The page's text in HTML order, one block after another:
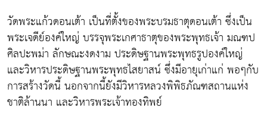
วัดพระแก้วดอนเต้า เป็นที่ตั้งของพระบรมธาตุดอนเต้า ซึ่งเป็น
พระเจดีย์องค์ใหญ่ บรรจุพระเกศาธาตุของพระพุทธเจ้า มณฑป
ศิลปะพม่า ลักษณะงดงาม ประดิษฐานพระพุทธรูปองค์ใหญ่
และวิหารประดิษฐานพระพุทธไสยาสน์ ซึ่งมีอายุเก่าแก่ พอๆกับ
การสร้างวัดนี้ นอกจากนี้ยังมีวิหารหลวงพิพิธภัณฑสถานแห่ง
ชาติล้านนา และวิหารพระเจ้าทองทิพย์